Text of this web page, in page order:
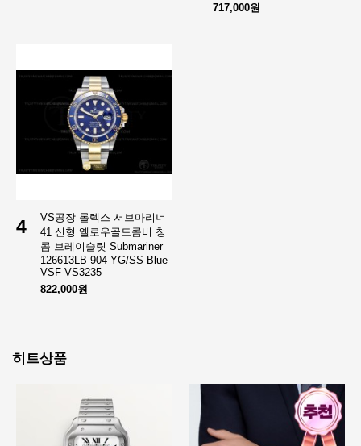
717,000원
4
VS공장 롤렉스 서브마리너
41 신형 옐로우골드콤비 청
콤 브레이슬릿 Submariner
126613LB 904 YG/SS Blue
VSF VS3235
822,000원
히트상품